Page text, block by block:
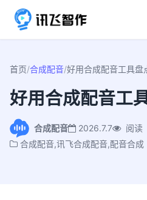
首页/合成配音/好用合成配音工具盘
好用合成配音工
合成配音 2026.7.7
阅读
合成配音,讯飞合成配音,配音合成